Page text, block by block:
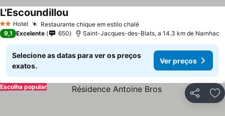
2 Estrelas
Hotel Restaurante chique em estilo chaléVer preços
L'EscoundillouVer preços
9,1 Excelente 650 Saint-Jacques-des-Blats, a 14.3 km de Narnhac
Selecione as datas para ver os preços
exatos.
Ver preços
Partilhar
Escolha popular